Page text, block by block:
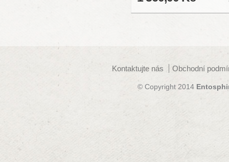
Kontaktujte nás Obchodní
© Copyright 2014